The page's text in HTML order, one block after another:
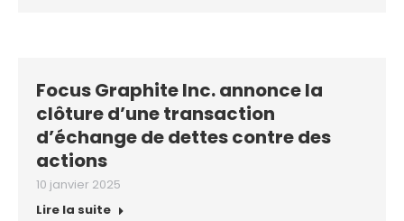
Focus Graphite Inc. annonce la
clôture d’une transaction
d’échange de dettes contre des
actions
10 janvier 2025
Lire la suite